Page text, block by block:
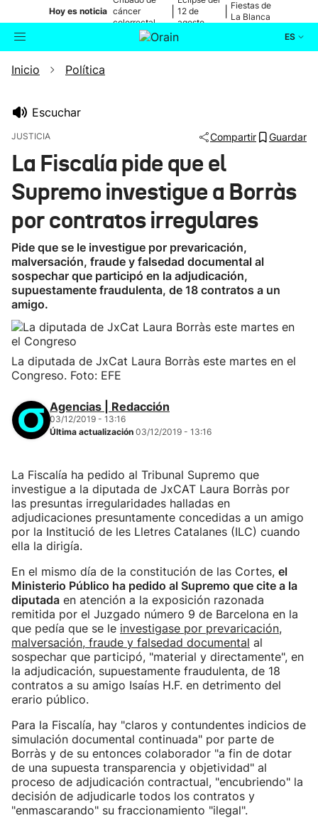
Hoy es noticia cáncer
colorrectal
12 de
agosto
Fiestas de
La Blanca
ES
Buscador
Ikusmiran
Eguraldia
Inicio Política
Escuchar
JUSTICIA Compartir Guardar
La Fiscalía pide que el
Supremo investigue a Borràs
por contratos irregulares
Pide que se le investigue por prevaricación,
malversación, fraude y falsedad documental al
sospechar que participó en la adjudicación,
supuestamente fraudulenta, de 18 contratos a un
amigo.
La diputada de JxCat Laura Borràs este martes en el
Congreso. Foto: EFE
Agencias | Redacción
03/12/2019 - 13:16
Última actualización 03/12/2019 - 13:16
La Fiscalía ha pedido al Tribunal Supremo que
investigue a la diputada de JxCAT Laura Borràs por
las presuntas irregularidades halladas en
adjudicaciones presuntamente concedidas a un amigo
por la Institució de les Lletres Catalanes (ILC) cuando
ella la dirigía.
En el mismo día de la constitución de las Cortes, el
Ministerio Público ha pedido al Supremo que cite a la
diputada en atención a la exposición razonada
remitida por el Juzgado número 9 de Barcelona en la
que pedía que se le investigase por prevaricación,
malversación, fraude y falsedad documental al
sospechar que participó, "material y directamente", en
la adjudicación, supuestamente fraudulenta, de 18
contratos a su amigo Isaías H.F. en detrimento del
erario público.
Para la Fiscalía, hay "claros y contundentes indicios de
simulación documental continuada" por parte de
Borràs y de su entonces colaborador "a fin de dotar
de una supuesta transparencia y objetividad" al
proceso de adjudicación contractual, "encubriendo" la
decisión de adjudicarle todos los contratos y
"enmascarando" su fraccionamiento "ilegal".